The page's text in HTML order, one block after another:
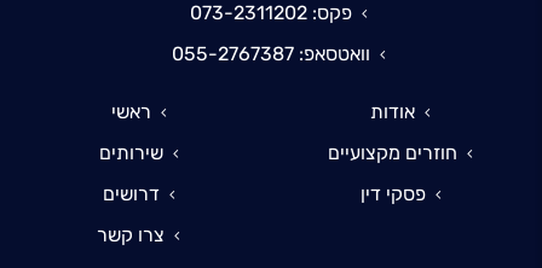
פקס: 073-2311202
וואטסאפ: 055-2767387
ראשי
אודות
שירותים
חוזרים מקצועיים
דרושים
פסקי דין
צרו קשר